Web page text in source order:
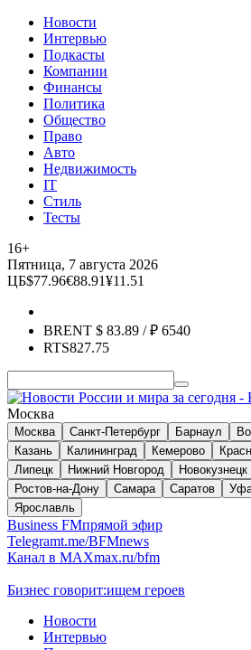
Новости
Интервью
Подкасты
Компании
Финансы
Политика
Общество
Право
Авто
Недвижимость
IT
Стиль
Тесты
16+
Пятница, 7 августа 2026
ЦБ$77.96€88.91¥11.51
BRENT $ 83.89 / ₽ 6540
RTS827.75
Москва
Москва Санкт-Петербург Барнаул
Казань
Калининград Кемерово
Липецк
Нижний Новгород Новокузнецк
Ростов-на-Дону
Самара Саратов
Ярославль
Business FMпрямой эфир
Telegramt.me/BFMnews
Канал в MAXmax.ru/bfm
Бизнес говорит:ищем героев
Новости
Интервью